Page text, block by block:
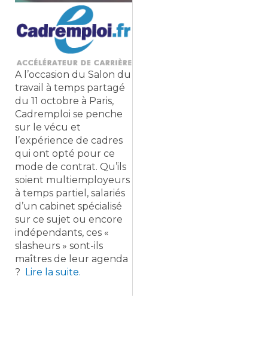
A l’occasion du Salon du
travail à temps partagé
du 11 octobre à Paris,
Cadremploi se penche
sur le vécu et
l’expérience de cadres
qui ont opté pour ce
mode de contrat. Qu’ils
soient multiemployeurs
à temps partiel, salariés
d’un cabinet spécialisé
sur ce sujet ou encore
indépendants, ces «
slasheurs » sont-ils
maîtres de leur agenda
? Lire la suite.